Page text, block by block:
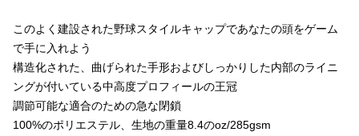
このよく建設された野球スタイルキャップであなたの頭をゲーム
で手に入れよう
構造化された、曲げられた手形およびしっかりした内部のライニ
ングが付いている中高度プロフィールの王冠
調節可能な適合のための急な閉鎖
100%のポリエステル、生地の重量8.4のoz/285gsm